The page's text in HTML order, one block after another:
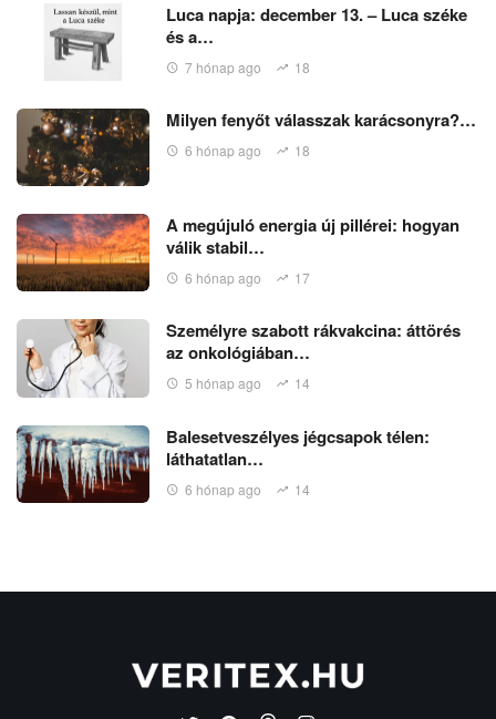
Luca napja: december 13. – Luca széke
és a…
7 hónap ago 18
Milyen fenyőt válasszak karácsonyra?…
6 hónap ago 18
A megújuló energia új pillérei: hogyan
válik stabil…
6 hónap ago 17
Személyre szabott rákvakcina: áttörés
az onkológiában…
5 hónap ago 14
Balesetveszélyes jégcsapok télen:
láthatatlan…
6 hónap ago 14